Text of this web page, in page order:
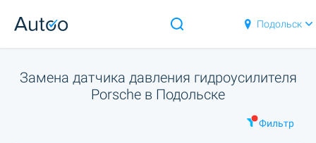
Подольск
Замена датчика давления гидроусилителя
Porsche в Подольске
Фильтр